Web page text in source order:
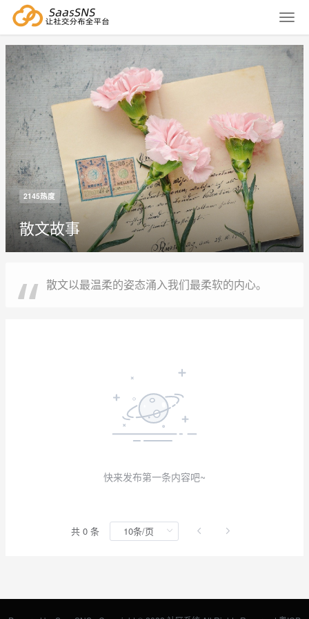
2145热度
散文故事
散文以最温柔的姿态涌入我们最柔软的内心。
快来发布第一条内容吧~
共 0 条